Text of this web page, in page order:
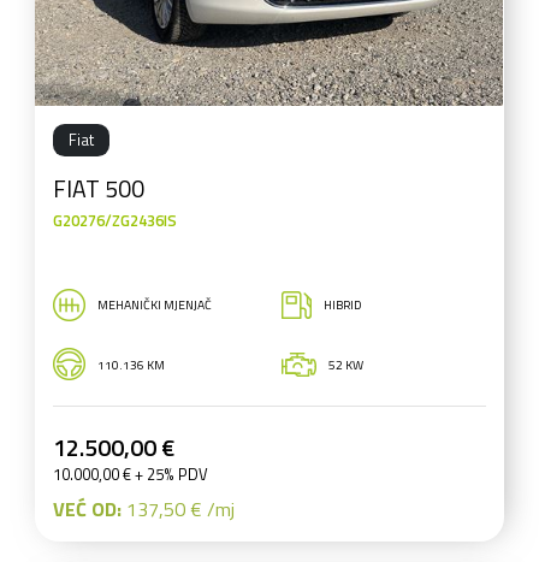
Fiat
FIAT 500
G20276/ZG2436IS
MEHANIČKI MJENJAČ HIBRID
110.136 KM 52 KW
12.500,00 €
10.000,00 € + 25% PDV
VEĆ OD: 137,50 € /mj